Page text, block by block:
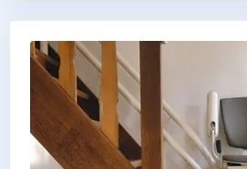
Schneller, sauberer Einbau